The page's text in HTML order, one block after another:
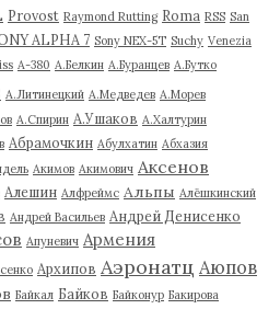
Provost Raymond Rutting Roma RSS San
ALPHA 7 Sony NEX-5T Suchy Venezia
А-380 А.Белкин А.Буранцев А.Бутко
А.Литинецкий А.Медведев А.Морев
А.Спирин А.Ушаков А.Халтурин
Абрамочкин Абулхатин Абхазия
Акимов Акимович Аксенов
Алешин Алфреймс Альпы Алёшкинский
Андрей Васильев Андрей Денисенко
Апуневич Армения
Архипов Аэронатц Аюпов
Байкал Байков Байконур Бакирова